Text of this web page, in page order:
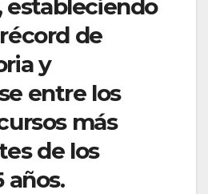
estableciendo
de
y
entre los
más
de los
años.